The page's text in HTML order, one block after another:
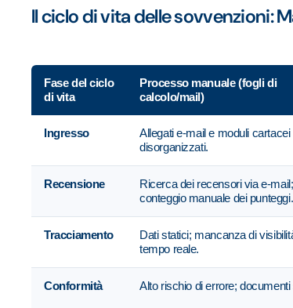
Il ciclo di vita delle sovvenzioni:
Fase del ciclo
di vita
Processo manuale (fogli di
calcolo/mail)
Ingresso
Allegati e-mail e moduli cartacei
disorganizzati.
Recensione
Ricerca dei recensori via e-mail;
conteggio manuale dei punteggi.
Tracciamento
Dati statici; mancanza di
tempo reale.
Conformità Alto rischio di errore; documenti